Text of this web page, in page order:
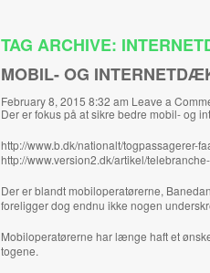
TAG ARCHIVE:
MOBIL- OG
February 8, 2015 8:32 am Leave a
Der er fokus på at sikre bedre mobil- og
http://www.b.dk/nationalt/togpassagerer-
http://www.version2.dk/artikel/
Der er blandt mobiloperatørerne,
foreligger dog endnu ikke nogen
Mobiloperatørerne har længe haft et
togene.